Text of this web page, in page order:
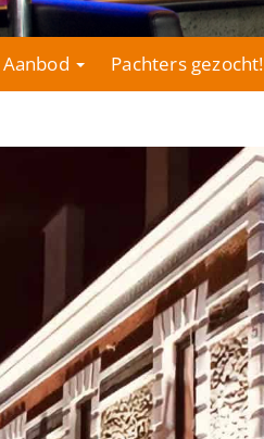
Aanbod Pachters gezocht!